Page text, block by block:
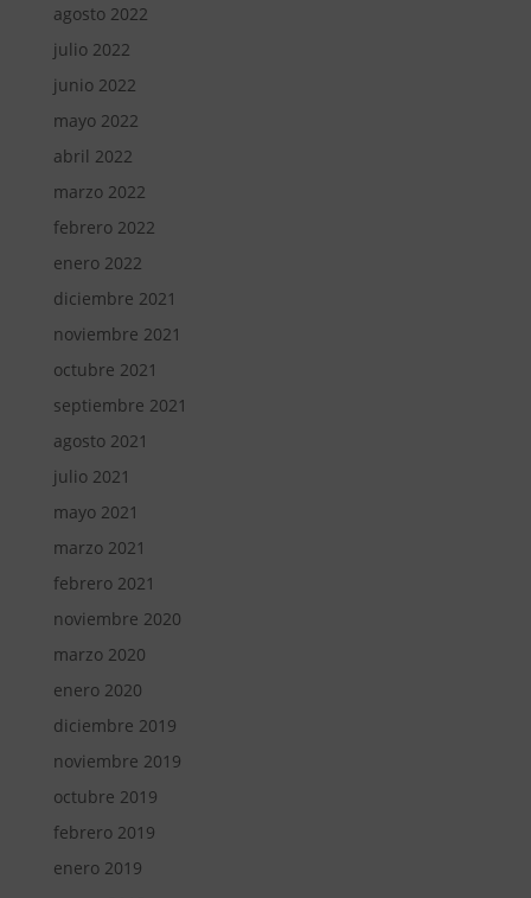
agosto 2022
julio 2022
junio 2022
mayo 2022
abril 2022
marzo 2022
febrero 2022
enero 2022
diciembre 2021
noviembre 2021
octubre 2021
septiembre 2021
agosto 2021
julio 2021
mayo 2021
marzo 2021
febrero 2021
noviembre 2020
marzo 2020
enero 2020
diciembre 2019
noviembre 2019
octubre 2019
febrero 2019
enero 2019